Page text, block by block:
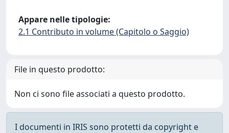
Appare nelle tipologie:
2.1 Contributo in volume (Capitolo o Saggio)
File in questo prodotto:
Non ci sono file associati a questo prodotto.
I documenti in IRIS sono protetti da copyright e